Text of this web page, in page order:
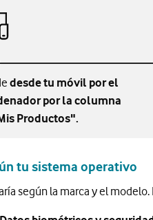
desde tu móvil por el
por la columna
Productos".
tu sistema operativo
según la marca y el